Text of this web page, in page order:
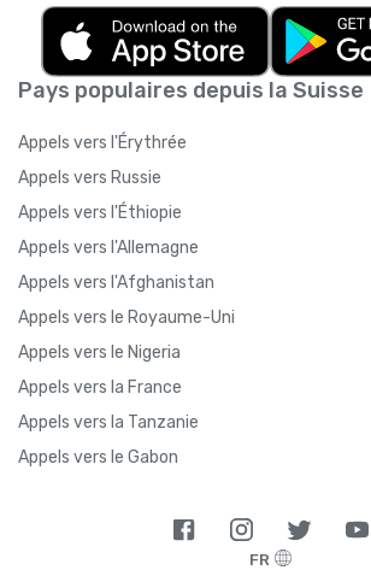
Pays populaires depuis la Suisse
Appels vers l'Érythrée
Appels vers Russie
Appels vers l'Éthiopie
Appels vers l'Allemagne
Appels vers l'Afghanistan
Appels vers le Royaume-Uni
Appels vers le Nigeria
Appels vers la France
Appels vers la Tanzanie
Appels vers le Gabon
FR